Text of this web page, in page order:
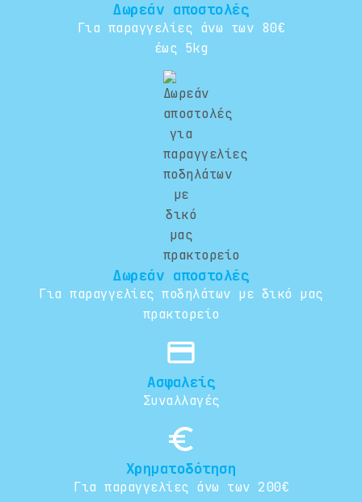
Δωρεάν αποστολές
Για παραγγελίες άνω των 80€
έως 5kg
Δωρεάν αποστολές
Για παραγγελίες ποδηλάτων με δικό μας
πρακτορείο
credit_card
Ασφαλείς
Συναλλαγές
euro_symbol
Χρηματοδότηση
Για παραγγελίες άνω των 200€